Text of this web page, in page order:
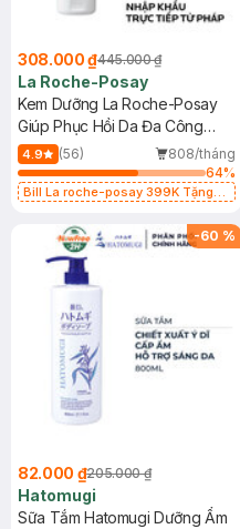
308.000 ₫445.000 ₫
La Roche-Posay
Kem Dưỡng La Roche-Posay
Giúp Phục Hồi Da Đa Công
Dụng 40ml
4.9 (56)
808/tháng
64%
Bill La roche-posay 399K Tặng
(SL có hạn)
-60 %
82.000 ₫205.000 ₫
Hatomugi
Sữa Tắm Hatomugi Dưỡng Ẩm